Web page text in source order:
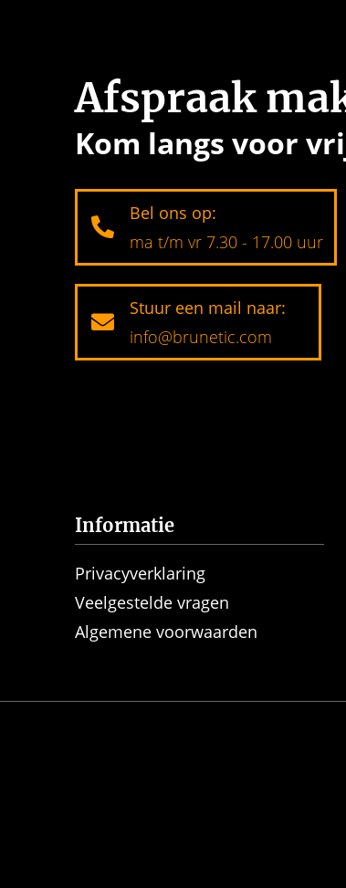
Afspraak
Kom langs voor
Bel ons op:
ma t/m vr 7.30 - 17.00 uur
Stuur een mail naar:
info@brunetic.com
Informatie
Privacyverklaring
Veelgestelde vragen
Algemene voorwaarden